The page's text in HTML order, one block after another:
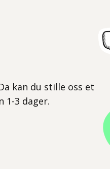
kan du stille oss et
1-3 dager.